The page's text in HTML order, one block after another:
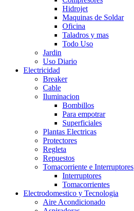
Hidrojet
Maquinas de Soldar
Oficina
Taladros y mas
Todo Uso
Jardin
Uso Diario
Electricidad
Breaker
Cable
Iluminacion
Bombillos
Para empotrar
Superficiales
Plantas Electricas
Protectores
Regleta
Repuestos
Tomacorriente e Interruptores
Interruptores
Tomacorrientes
Electrodomestico y Tecnologia
Aire Acondicionado